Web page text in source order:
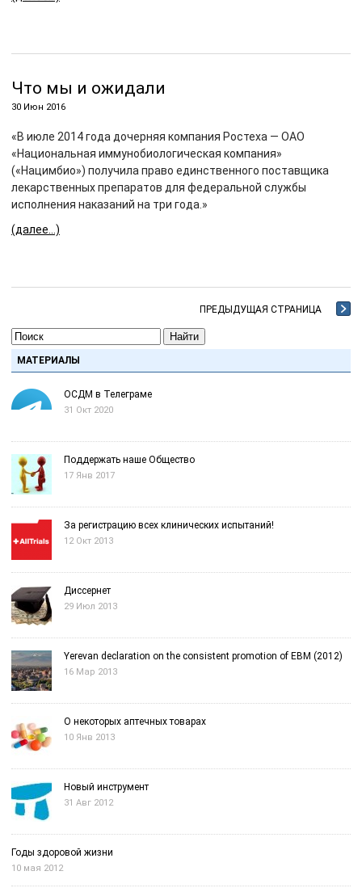
Что мы и ожидали
30 Июн 2016
«В июле 2014 года дочерняя компания Ростеха — ОАО
«Национальная иммунобиологическая компания»
(«Нацимбио») получила право единственного поставщика
лекарственных препаратов для федеральной службы
исполнения наказаний на три года.»
(далее…)
ПРЕДЫДУЩАЯ СТРАНИЦА
Найти
МАТЕРИАЛЫ
ОСДМ в Телеграме
31 Окт 2020
Поддержать наше Общество
17 Янв 2017
За регистрацию всех клинических испытаний!
12 Окт 2013
Диссернет
29 Июл 2013
Yerevan declaration on the consistent promotion of EBM (2012)
16 Мар 2013
О некоторых аптечных товарах
10 Янв 2013
Новый инструмент
31 Авг 2012
Годы здоровой жизни
10 мая 2012